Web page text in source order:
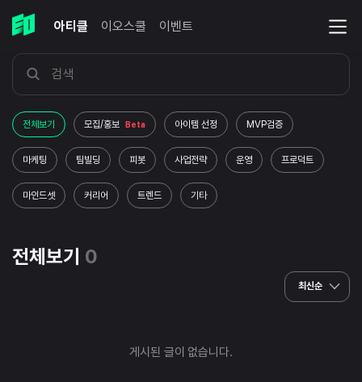
아티클 이오스쿨 이벤트
전체보기 모집/홍보 Beta 아이템 선정 MVP검증
마케팅 팀빌딩 피봇 사업전략 운영 프로덕트
마인드셋 커리어 트렌드 기타
전체보기 0
최신순
게시된 글이 없습니다.